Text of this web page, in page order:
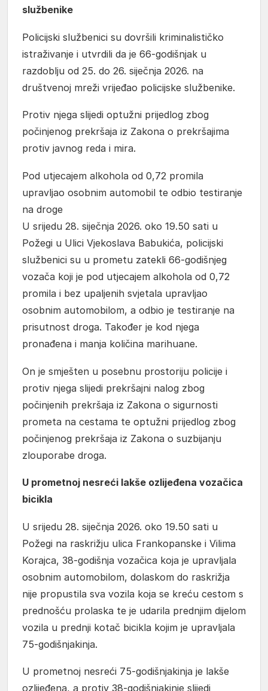
službenike
Policijski službenici su dovršili kriminalističko
istraživanje i utvrdili da je 66-godišnjak u
razdoblju od 25. do 26. siječnja 2026. na
društvenoj mreži vrijeđao policijske službenike.
Protiv njega slijedi optužni prijedlog zbog
počinjenog prekršaja iz Zakona o prekršajima
protiv javnog reda i mira.
Pod utjecajem alkohola od 0,72 promila
upravljao osobnim automobil te odbio testiranje
na droge
U srijedu 28. siječnja 2026. oko 19.50 sati u
Požegi u Ulici Vjekoslava Babukića, policijski
službenici su u prometu zatekli 66-godišnjeg
vozača koji je pod utjecajem alkohola od 0,72
promila i bez upaljenih svjetala upravljao
osobnim automobilom, a odbio je testiranje na
prisutnost droga. Također je kod njega
pronađena i manja količina marihuane.
On je smješten u posebnu prostoriju policije i
protiv njega slijedi prekršajni nalog zbog
počinjenih prekršaja iz Zakona o sigurnosti
prometa na cestama te optužni prijedlog zbog
počinjenog prekršaja iz Zakona o suzbijanju
zlouporabe droga.
U prometnoj nesreći lakše ozlijeđena vozačica
bicikla
U srijedu 28. siječnja 2026. oko 19.50 sati u
Požegi na raskrižju ulica Frankopanske i Vilima
Korajca, 38-godišnja vozačica koja je upravljala
osobnim automobilom, dolaskom do raskrižja
nije propustila sva vozila koja se kreću cestom s
prednošću prolaska te je udarila prednjim dijelom
vozila u prednji kotač bicikla kojim je upravljala
75-godišnjakinja.
U prometnoj nesreći 75-godišnjakinja je lakše
ozlijeđena, a protiv 38-godišnjakinje slijedi